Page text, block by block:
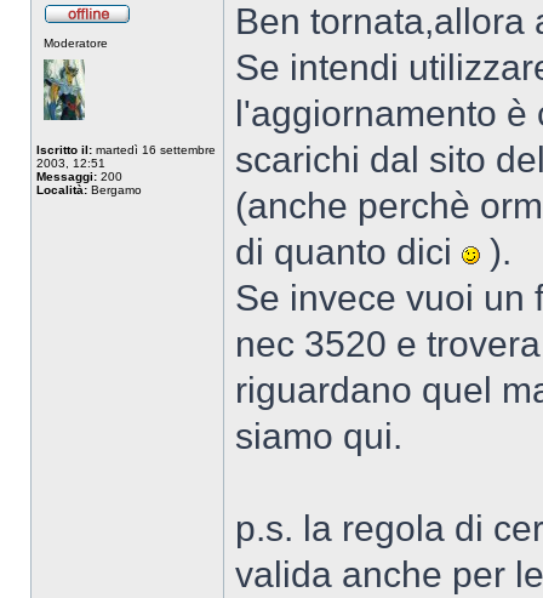
Moderatore
Iscritto il: martedì 16 settembre
2003, 12:51
Messaggi: 200
Località: Bergamo
Ben tornata,allora
Se intendi
l'aggiornamento è
scarichi dal sito
(anche perchè
di quanto dici
).
Se invece vuoi un
nec 3520 e
riguardano quel
siamo qui.
p.s. la regola di
valida anche per